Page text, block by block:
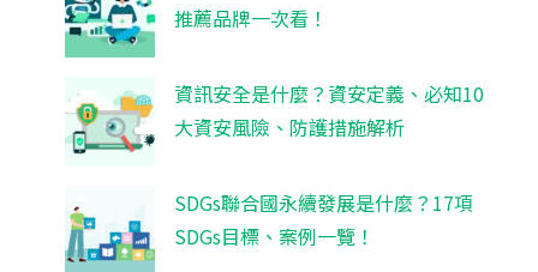
推薦品牌一次看！
資訊安全是什麼？資安定義、必知10
大資安風險、防護措施解析
SDGs聯合國永續發展是什麼？17項
SDGs目標、案例一覽！